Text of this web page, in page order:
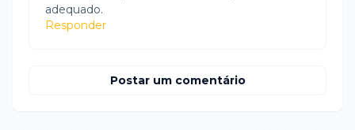
adequado.
Responder
Postar um comentário